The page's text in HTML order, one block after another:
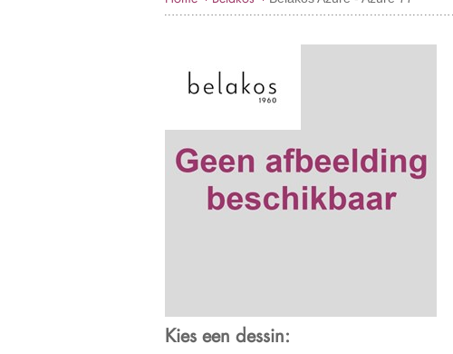
Kies een dessin: